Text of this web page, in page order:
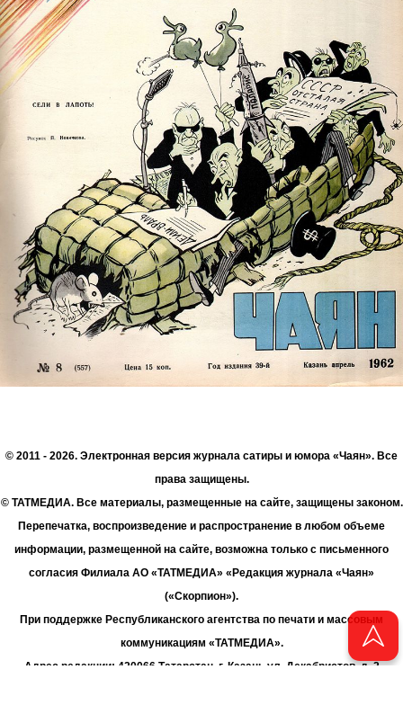
© 2011 - 2026. Электронная версия журнала сатиры и юмора «Чаян». Все
права защищены.
© ТАТМЕДИА. Все материалы, размещенные на сайте, защищены законом.
Перепечатка, воспроизведение и распространение в любом объеме
информации, размещенной на сайте, возможна только с письменного
согласия Филиала АО «ТАТМЕДИА» «Редакция журнала «Чаян»
(«Скорпион»).
При поддержке Республиканского агентства по печати и массовым
коммуникациям «ТАТМЕДИА».
Адрес редакции: 420066 Татарстан, г. Казань ул. Декабристов, д. 2